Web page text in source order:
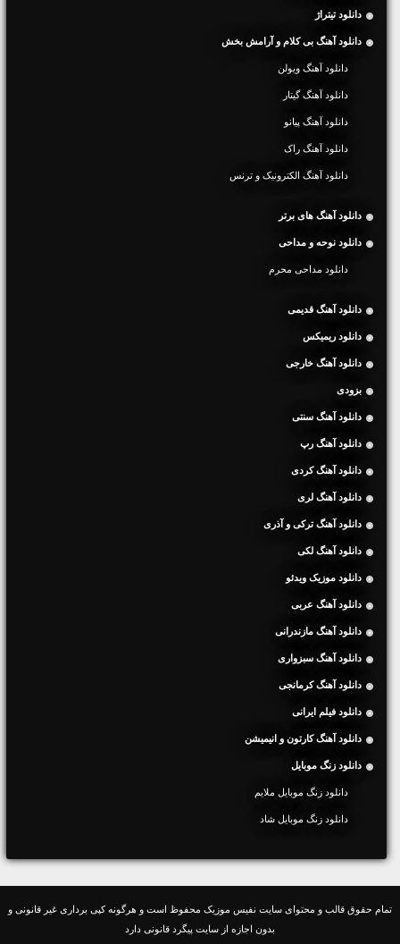
دانلود تیتراژ
دانلود آهنگ بی کلام و آرامش بخش
دانلود آهنگ ویولن
دانلود آهنگ گیتار
دانلود آهنگ پیانو
دانلود آهنگ راک
دانلود آهنگ الکترونیک و ترنس
دانلود آهنگ های برتر
دانلود نوحه و مداحی
دانلود مداحی محرم
دانلود آهنگ قدیمی
دانلود ریمیکس
دانلود آهنگ خارجی
بزودی
دانلود آهنگ سنتی
دانلود آهنگ رپ
دانلود آهنگ کردی
دانلود آهنگ لری
دانلود آهنگ ترکی و آذری
دانلود آهنگ لکی
دانلود موزیک ویدئو
دانلود آهنگ عربی
دانلود آهنگ مازندرانی
دانلود آهنگ سبزواری
دانلود آهنگ کرمانجی
دانلود فیلم ایرانی
دانلود آهنگ کارتون و انیمیشن
دانلود زنگ موبایل
دانلود زنگ موبایل ملایم
دانلود زنگ موبایل شاد
تمام حقوق قالب و محتوای سایت نفیس موزیک محفوظ است و هرگونه کپی برداری غیر قانونی و
بدون اجازه از سایت پیگرد قانونی دارد